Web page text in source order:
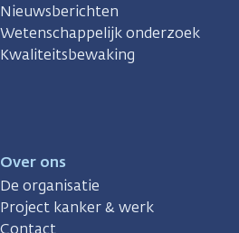
Nieuwsberichten
Wetenschappelijk onderzoek
Kwaliteitsbewaking
Over ons
De organisatie
Project kanker & werk
Contact